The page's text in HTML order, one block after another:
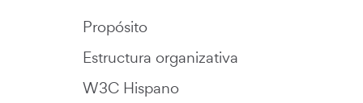
Propósito
Estructura organizativa
W3C Hispano